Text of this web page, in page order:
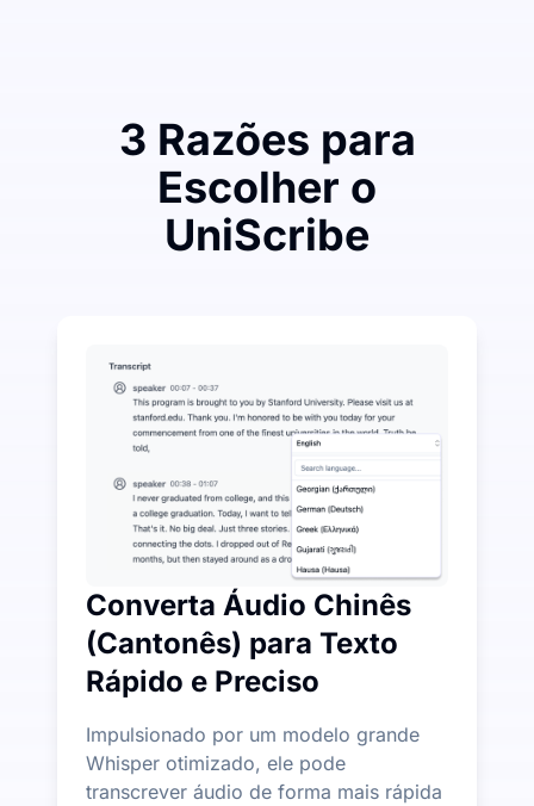
3 Razões para
Escolher o
UniScribe
UniScribe oferece 120 minutos de transcrição
Mais Recursos de IA Disponíveis Além de Áudio
Gere automaticamente resumos, mapas mentais
Converta Áudio Chinês
(Cantonês) para Texto
Rápido e Preciso
Impulsionado por um modelo grande
Whisper otimizado, ele pode
transcrever áudio de forma mais rápida